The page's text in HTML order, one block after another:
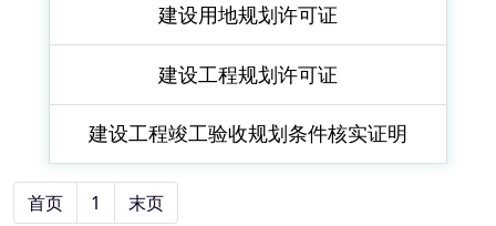
建设用地规划许可证
建设工程规划许可证
建设工程竣工验收规划条件核实证明
首页 1 末页